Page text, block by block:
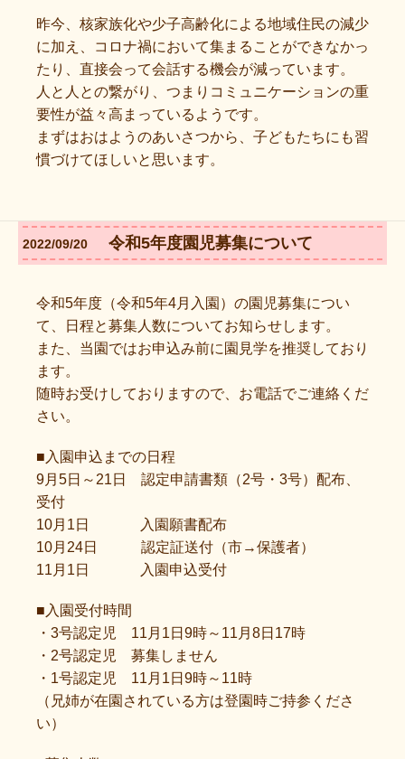
昨今、核家族化や少子高齢化による地域住民の減少
に加え、コロナ禍において集まることができなかっ
たり、直接会って会話する機会が減っています。
人と人との繋がり、つまりコミュニケーションの重
要性が益々高まっているようです。
まずはおはようのあいさつから、子どもたちにも習
慣づけてほしいと思います。
2022/09/20 令和5年度園児募集について
令和5年度（令和5年4月入園）の園児募集につい
て、日程と募集人数についてお知らせします。
また、当園ではお申込み前に園見学を推奨しており
ます。
随時お受けしておりますので、お電話でご連絡くだ
さい。
■入園申込までの日程
9月5日～21日 認定申請書類（2号・3号）配布、
受付
10月1日 入園願書配布
10月24日 認定証送付（市→保護者）
11月1日 入園申込受付
■入園受付時間
・3号認定児 11月1日9時～11月8日17時
・2号認定児 募集しません
・1号認定児 11月1日9時～11時
（兄姉が在園されている方は登園時ご持参くださ
い）